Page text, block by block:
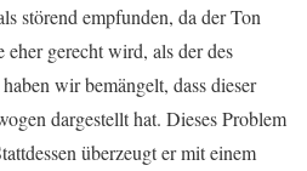
störend empfunden, da der Ton
eher gerecht wird, als der des
wir bemängelt, dass dieser
dargestellt hat. Dieses Problem
überzeugt er mit einem